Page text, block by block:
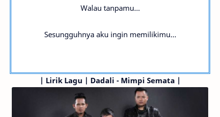
Walau tanpamu...
Sesungguhnya aku ingin memilikimu...
| Lirik Lagu | Dadali - Mimpi Semata |